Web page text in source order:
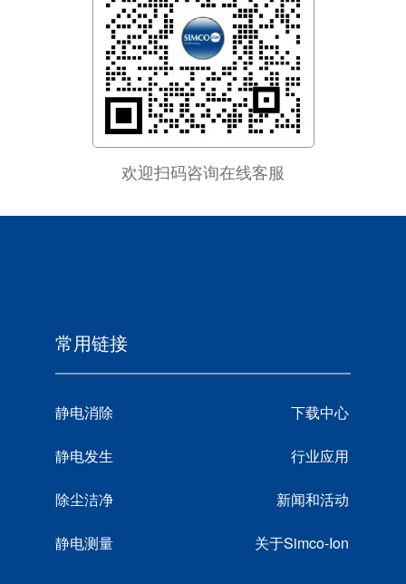
欢迎扫码咨询在线客服
常用链接
静电消除 下载中心
静电发生 行业应用
除尘洁净 新闻和活动
静电测量 关于Simco-Ion